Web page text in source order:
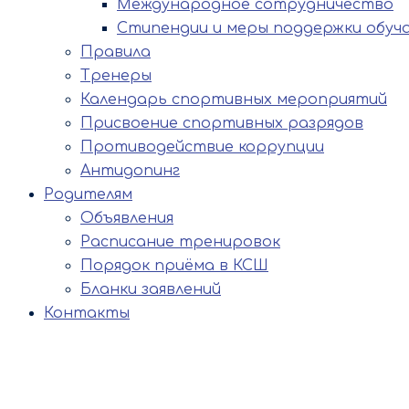
Международное сотрудничество
Стипендии и меры поддержки
Правила
Тренеры
Календарь спортивных мероприятий
Присвоение спортивных разрядов
Противодействие коррупции
Антидопинг
Родителям
Объявления
Расписание тренировок
Порядок приёма в КСШ
Бланки заявлений
Контакты